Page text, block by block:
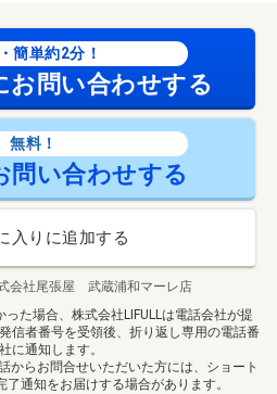
簡単約2分！
お問い合わせする
無料！
問い合わせする
入りに追加する
会社尾張屋 武蔵浦和マーレ店
た場合、株式会社LIFULLは電話会社が提
信者番号を受領後、折り返し専用の電話番
に通知します。
からお問合せいただいた方には、ショート
通知をお届けする場合があります。